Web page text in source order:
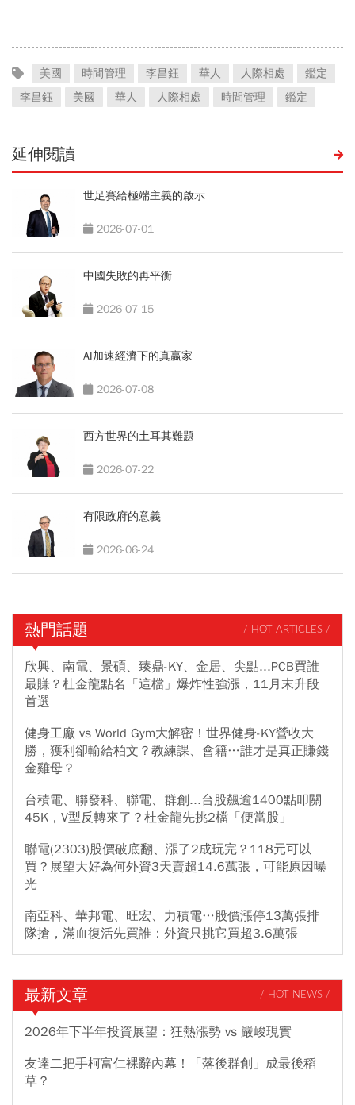
美國 時間管理 李昌鈺 華人 人際相處
鑑定
李昌鈺
美國 華人 人際相處 時間管理 鑑定
延伸閱讀
世足賽給極端主義的啟示
2026-07-01
中國失敗的再平衡
2026-07-15
AI加速經濟下的真贏家
2026-07-08
西方世界的土耳其難題
2026-07-22
有限政府的意義
2026-06-24
熱門話題 / HOT ARTICLES /
欣興、南電、景碩、臻鼎-KY、金居、尖點...PCB買誰
最賺？杜金龍點名「這檔」爆炸性強漲，11月末升段
首選
健身工廠 vs World Gym大解密！世界健身-KY營收大
勝，獲利卻輸給柏文？教練課、會籍…誰才是真正賺錢
金雞母？
台積電、聯發科、聯電、群創...台股飆逾1400點叩關
45K，V型反轉來了？杜金龍先挑2檔「便當股」
聯電(2303)股價破底翻、漲了2成玩完？118元可以
買？展望大好為何外資3天賣超14.6萬張，可能原因曝
光
南亞科、華邦電、旺宏、力積電…股價漲停13萬張排
隊搶，滿血復活先買誰：外資只挑它買超3.6萬張
最新文章 / HOT NEWS /
2026年下半年投資展望：狂熱漲勢 vs 嚴峻現實
友達二把手柯富仁裸辭內幕！「落後群創」成最後稻
草？